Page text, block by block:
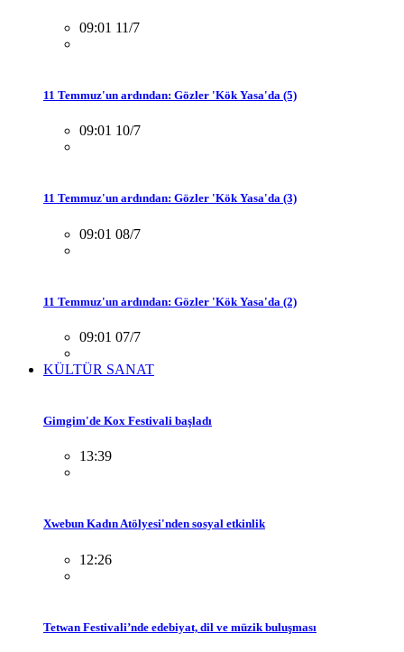
09:01 11/7
11 Temmuz'un ardından: Gözler 'Kök Yasa'da (5)
09:01 10/7
11 Temmuz'un ardından: Gözler 'Kök Yasa'da (3)
09:01 08/7
11 Temmuz'un ardından: Gözler 'Kök Yasa'da (2)
09:01 07/7
KÜLTÜR SANAT
Gimgim'de Kox Festivali başladı
13:39
Xwebun Kadın Atölyesi'nden sosyal etkinlik
12:26
Tetwan Festivali’nde edebiyat, dil ve müzik buluşması